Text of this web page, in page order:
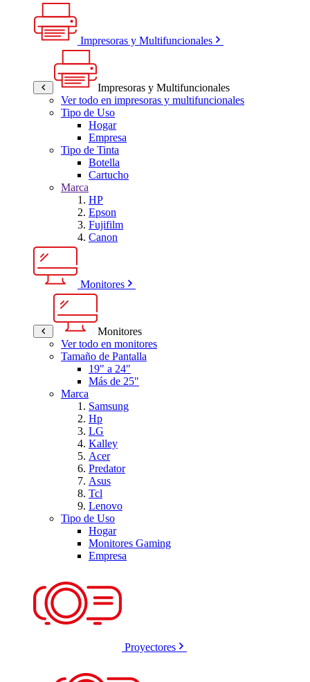
Impresoras y Multifuncionales
Impresoras y Multifuncionales
Ver todo en impresoras y multifuncionales
Tipo de Uso
Hogar
Empresa
Tipo de Tinta
Botella
Cartucho
Marca
HP
Epson
Fujifilm
Canon
Monitores
Monitores
Ver todo en monitores
Tamaño de Pantalla
19" a 24"
Más de 25"
Marca
Samsung
Hp
LG
Kalley
Acer
Predator
Asus
Tcl
Lenovo
Tipo de Uso
Hogar
Monitores Gaming
Empresa
Proyectores